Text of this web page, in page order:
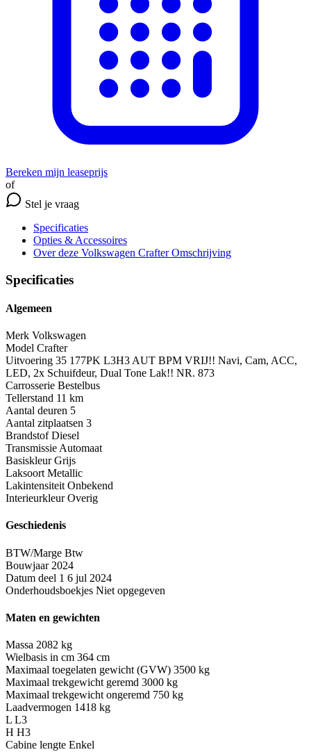
Bereken mijn leaseprijs
of
Stel je vraag
Specificaties
Opties & Accessoires
Over deze Volkswagen Crafter Omschrijving
Specificaties
Algemeen
Merk Volkswagen
Model Crafter
Uitvoering 35 177PK L3H3 AUT BPM VRIJ!! Navi, Cam, ACC,
LED, 2x Schuifdeur, Dual Tone Lak!! NR. 873
Carrosserie Bestelbus
Tellerstand 11 km
Aantal deuren 5
Aantal zitplaatsen 3
Brandstof Diesel
Transmissie Automaat
Basiskleur Grijs
Laksoort Metallic
Lakintensiteit Onbekend
Interieurkleur Overig
Geschiedenis
BTW/Marge Btw
Bouwjaar 2024
Datum deel 1 6 jul 2024
Onderhoudsboekjes Niet opgegeven
Maten en gewichten
Massa 2082 kg
Wielbasis in cm 364 cm
Maximaal toegelaten gewicht (GVW) 3500 kg
Maximaal trekgewicht geremd 3000 kg
Maximaal trekgewicht ongeremd 750 kg
Laadvermogen 1418 kg
L L3
H H3
Cabine lengte Enkel